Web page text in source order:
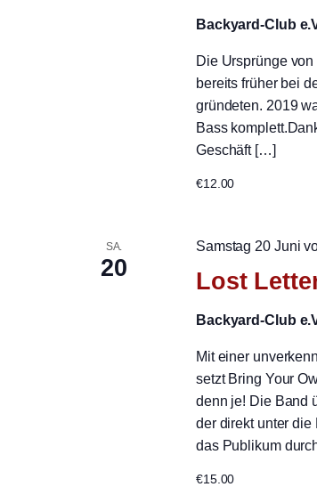
Backyard-Club
Die Ursprünge
bereits früher bei
gründeten. 2019
Bass
Geschäft […]
€12.00
SA.
20 Lost
Samstag 20 Juni
Backyard-Club
Mit einer
setzt Bring Your
denn je! Die Band
der direkt unter
das Publikum
€15.00